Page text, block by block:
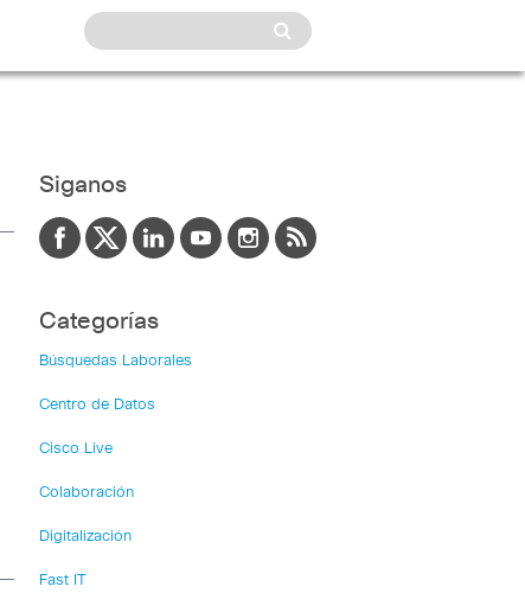
Siganos
Categorías
Búsquedas Laborales
Centro de Datos
Cisco Live
Colaboración
Digitalización
Fast IT